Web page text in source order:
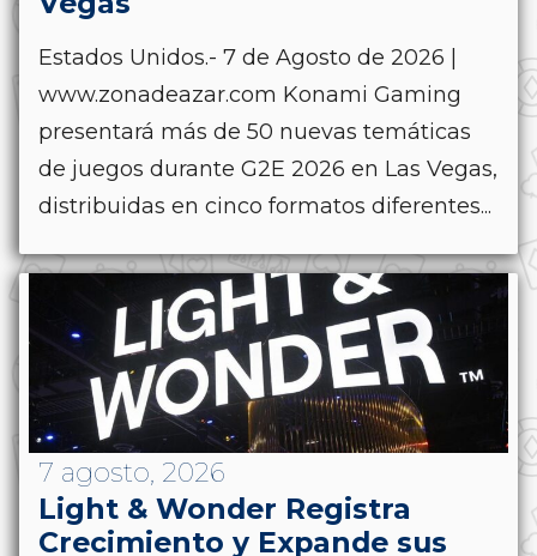
Estados Unidos.- 7 de Agosto de 2026 |
www.zonadeazar.com Konami Gaming
presentará más de 50 nuevas temáticas
de juegos durante G2E 2026 en Las Vegas,
distribuidas en cinco formatos diferentes...
7 agosto, 2026
Light & Wonder Registra
Crecimiento y Expande sus